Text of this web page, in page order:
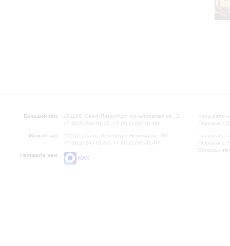
Большой зал:
191186, Санкт-Петербург, Михайловская ул., 2
+7 (812) 240-01-00, +7 (812) 240-01-80
Малый зал:
191011, Санкт-Петербург, Невский пр., 30
+7 (812) 240-01-00, +7 (812) 240-01-70
Напишите нам:
MAX
Часы
Перерыв с
Часы
Перерыв с
Вопросы